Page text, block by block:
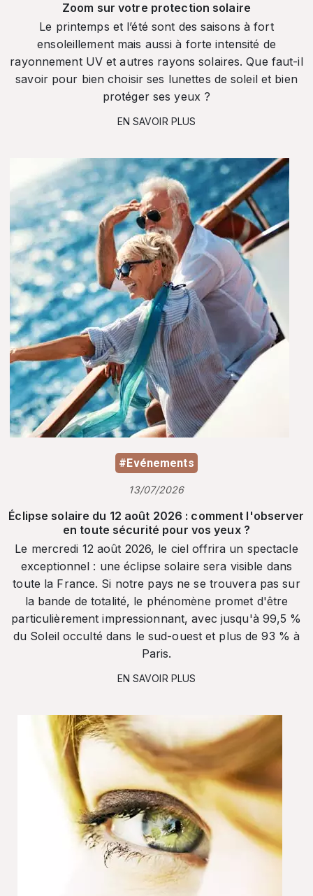
Zoom sur votre protection solaire
Le printemps et l’été sont des saisons à fort
ensoleillement mais aussi à forte intensité de
rayonnement UV et autres rayons solaires. Que faut-il
savoir pour bien choisir ses lunettes de soleil et bien
protéger ses yeux ?
EN SAVOIR PLUS
#Evénements
13/07/2026
Éclipse solaire du 12 août 2026 : comment l'observer
en toute sécurité pour vos yeux ?
Le mercredi 12 août 2026, le ciel offrira un spectacle
exceptionnel : une éclipse solaire sera visible dans
toute la France. Si notre pays ne se trouvera pas sur
la bande de totalité, le phénomène promet d'être
particulièrement impressionnant, avec jusqu'à 99,5 %
du Soleil occulté dans le sud-ouest et plus de 93 % à
Paris.
EN SAVOIR PLUS